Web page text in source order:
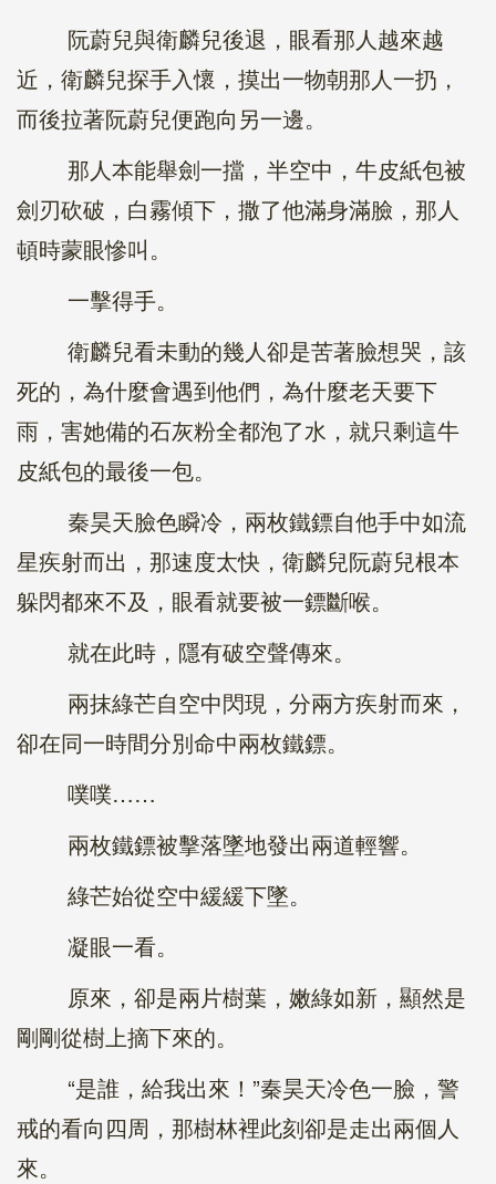
阮蔚兒與衛麟兒後退，眼看那人越來越
近，衛麟兒探手入懷，摸出一物朝那人一扔，
而後拉著阮蔚兒便跑向另一邊。
那人本能舉劍一擋，半空中，牛皮紙包被
劍刃砍破，白霧傾下，撒了他滿身滿臉，那人
頓時蒙眼慘叫。
一擊得手。
衛麟兒看未動的幾人卻是苦著臉想哭，該
死的，為什麼會遇到他們，為什麼老天要下
雨，害她備的石灰粉全都泡了水，就只剩這牛
皮紙包的最後一包。
秦昊天臉色瞬冷，兩枚鐵鏢自他手中如流
星疾射而出，那速度太快，衛麟兒阮蔚兒根本
躲閃都來不及，眼看就要被一鏢斷喉。
就在此時，隱有破空聲傳來。
兩抹綠芒自空中閃現，分兩方疾射而來，
卻在同一時間分別命中兩枚鐵鏢。
噗噗……
兩枚鐵鏢被擊落墜地發出兩道輕響。
綠芒始從空中緩緩下墜。
凝眼一看。
原來，卻是兩片樹葉，嫩綠如新，顯然是
剛剛從樹上摘下來的。
“是誰，給我出來！”秦昊天冷色一臉，警
戒的看向四周，那樹林裡此刻卻是走出兩個人
來。